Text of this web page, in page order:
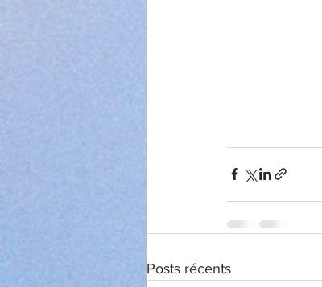
Posts récents